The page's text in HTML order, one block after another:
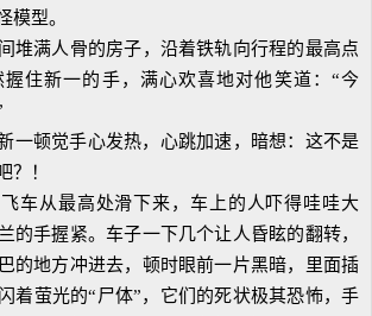
模型。
满人骨的房子，沿着铁轨向行程的最高点
住新一的手，满心欢喜地对他笑道：“今
顿觉手心发热，心跳加速，暗想：这不是
？！
从最高处滑下来，车上的人吓得哇哇大
的手握紧。车子一下几个让人昏眩的翻转，
的地方冲进去，顿时眼前一片黑暗，里面插
着萤光的“尸体”，它们的死状极其恐怖，手